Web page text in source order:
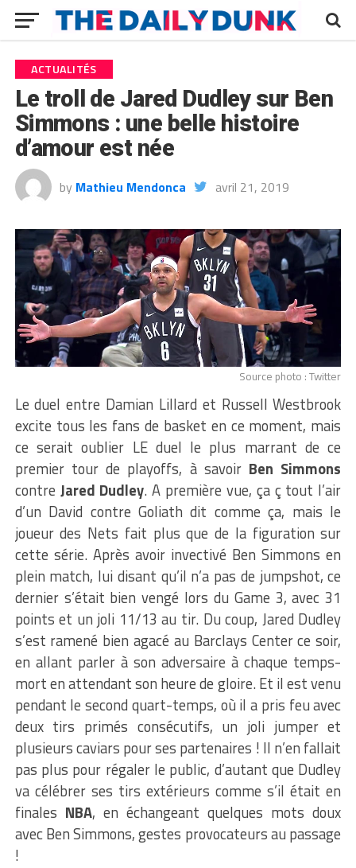
ACTUALITÉS
Le troll de Jared Dudley sur Ben
Simmons : une belle histoire
d’amour est née
by Mathieu Mendonca avril 21, 2019
Source photo : Twitter
Le duel entre Damian Lillard et Russell Westbrook
excite tous les fans de basket en ce moment, mais
ce serait oublier LE duel le plus marrant de ce
premier tour de playoffs, à savoir Ben Simmons
contre Jared Dudley. A première vue, ça ç tout l’air
d’un David contre Goliath dit comme ça, mais le
joueur des Nets fait plus que de la figuration sur
cette série. Après avoir invectivé Ben Simmons en
plein match, lui disant qu’il n’a pas de jumpshot, ce
dernier s’était bien vengé lors du Game 3, avec 31
points et un joli 11/13 au tir. Du coup, Jared Dudley
s’est ramené bien agacé au Barclays Center ce soir,
en allant parler à son adversaire à chaque temps-
mort en attendant son heure de gloire. Et il est venu
pendant le second quart-temps, où il a pris feu avec
deux tirs primés consécutifs, un joli jumper et
plusieurs caviars pour ses partenaires ! Il n’en fallait
pas plus pour régaler le public, d’autant que Dudley
va célébrer ses tirs extérieurs comme s’il était en
finales NBA, en échangeant quelques mots doux
avec Ben Simmons, gestes provocateurs au passage
!